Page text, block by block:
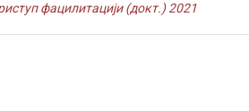
фацилитацији (докт.) 2021